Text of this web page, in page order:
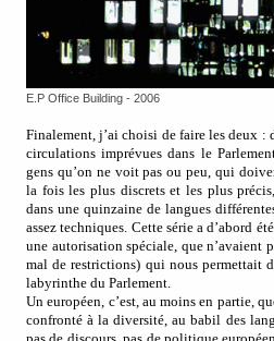
E.P Office Building - 2006
Finalement, j’ai choisi de faire les deux :
circulations imprévues dans le
gens qu’on ne voit pas ou peu, qui
la fois les plus discrets et les plus
dans une quinzaine de langues
assez techniques. Cette série a d’abord
une autorisation spéciale, que n’avaient
mal de restrictions) qui nous permettait
labyrinthe du Parlement.
Un européen, c’est, au moins en partie,
confronté à la diversité, au babil des